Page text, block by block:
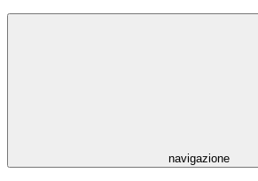
navigazione